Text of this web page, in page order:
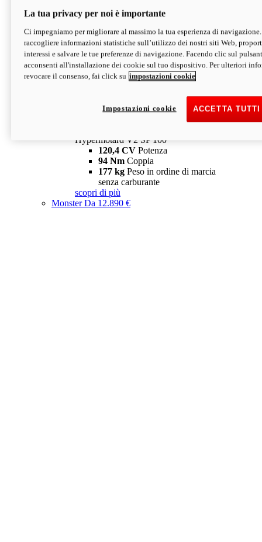
V2 SP
Hypermotard V2 SP
120,4 CVPotenza
94 NmCoppia
177 kgPeso in ordine di marcia
senza carburante
Depotenziata 35 kW: 18.890 € i
configura scopri di più
Hypermotard V2 SP 100
120,4 CV Potenza
94 Nm Coppia
177 kg Peso in ordine di marcia
senza carburante
scopri di più
MonsterDa 12.890 €
La tua privacy per noi è importante
Ci impegniamo per migliorare al massimo la tua esperienza di
raccogliere informazioni statistiche sull’utilizzo dei nostri siti Web,
interessi e salvare le tue preferenze di navigazione. Facendo clic sul
acconsenti all'installazione dei cookie sul tuo dispositivo. Per ulteriori
revocare il consenso, fai click su impostazioni cookie
ACCETTA
Impostazioni cookie